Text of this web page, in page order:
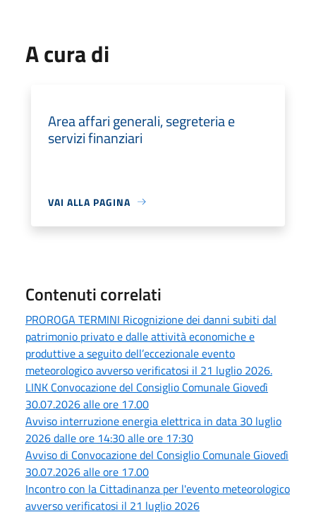
A cura di
Area affari generali, segreteria e
servizi finanziari
VAI ALLA PAGINA
Contenuti correlati
PROROGA TERMINI Ricognizione dei danni subiti dal
patrimonio privato e dalle attività economiche e
produttive a seguito dell’eccezionale evento
meteorologico avverso verificatosi il 21 luglio 2026.
LINK Convocazione del Consiglio Comunale Giovedì
30.07.2026 alle ore 17.00
Avviso interruzione energia elettrica in data 30 luglio
2026 dalle ore 14:30 alle ore 17:30
Avviso di Convocazione del Consiglio Comunale Giovedì
30.07.2026 alle ore 17.00
Incontro con la Cittadinanza per l'evento meteorologico
avverso verificatosi il 21 luglio 2026